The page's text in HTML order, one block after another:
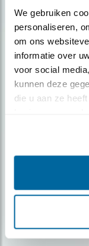
We gebruiken
personaliseren,
om ons
informatie over
voor social
kunnen deze
die u aan ze
Meld je aan en
over vogels en
AANMELDEN
Volg ons